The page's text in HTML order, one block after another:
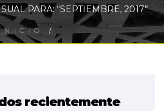
PARA: “SEPTIEMBRE, 2017”
INICIO /
recientemente